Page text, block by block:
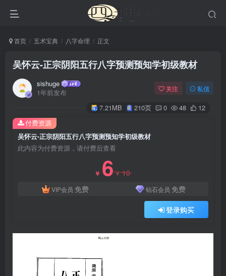
首页 五术宝典 八字命理 正文
吴怀云-正宗阴阳五行八字预测预知学初级教材
sishuge
1年前发布
关注 私信
7.21MB 210页 0 48 12
吴怀云-正宗阴阳五行八字预测预知学初级教材
此内容为付费资源，请付费后查看
￥ 6￥10
VIP会员 免费 钻石会员 免费
登录购买
付费资源